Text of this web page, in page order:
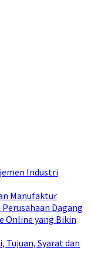
Industri
Manufaktur
Dagang
Online yang Bikin
Tujuan, Syarat dan